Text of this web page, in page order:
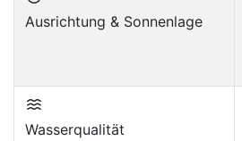
Ausrichtung & Sonnenlage
Wasserqualität